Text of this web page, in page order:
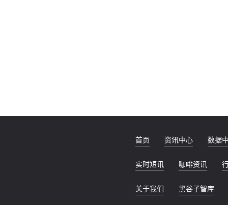
首页 资讯中心 数据
实时短讯 咖啡资讯
关于我们 黑谷子智库